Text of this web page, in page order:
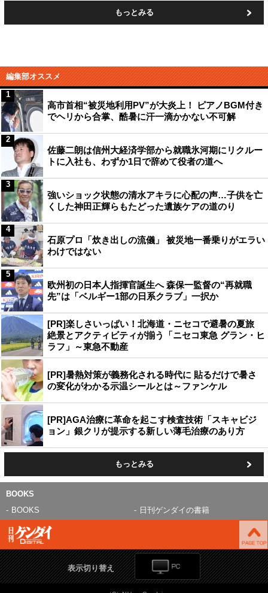
もっとみる
編集部オススメ
高市首相“被災地利用PV”が大炎上！ ピアノBGM付き
でヘリから合掌、酷暑に汗一滴かかない不可解
1
佐藤二朗は信州大経済学部から就職氷河期にリクルー
トに入社も、わずか1日で辞めて役者の道へ
2
強いショック状態の清水アキラに心配の声…子供を亡
くした神田正輝らもたどった遺族ケアの道のり
3
石原プロ「炊き出しの流儀」 被災地一番乗りがエラい
わけではない
4
欧州初の日本人指揮官誕生へ 森保一監督の“再就職
先”は「ベルギー1部の日系クラブ」一択か
5
[PR]楽しさいっぱい！北海道・ニセコで避暑の夏旅
絶景とアクティビティが揃う「ニセコ東急 グラン・ヒ
ラフ」～東急不動産
[PR]暑熱対策が義務化される時代に 貼るだけで暑さ
の変化がわかる示温シールとは～ファンケル
[PR]AGA治療に革命を起こす検査技術「スキャビジ
ョン」銀クリが提示する新しい薄毛治療のあり方
もっとみる
BOOKS
BOOKS
日刊ゲンダイの書籍
表示切り替え